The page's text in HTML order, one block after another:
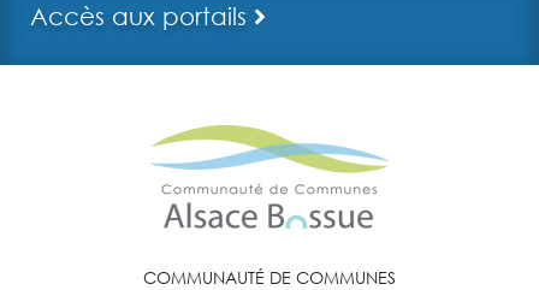
Accès aux portails
COMMUNAUTÉ DE COMMUNES